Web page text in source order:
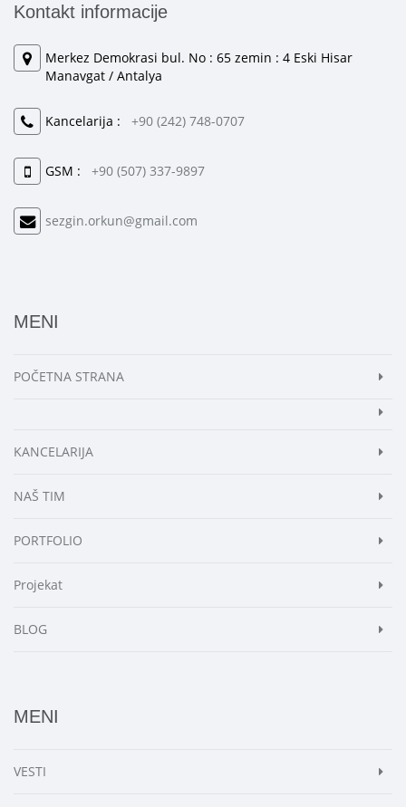
Kontakt informacije
Merkez Demokrasi bul. No : 65 zemin : 4 Eski Hisar
Manavgat / Antalya
Kancelarija : +90 (242) 748-0707
GSM : +90 (507) 337-9897
sezgin.orkun@gmail.com
MENI
POČETNA STRANA
KANCELARIJA
NAŠ TIM
PORTFOLIO
Projekat
BLOG
MENI
VESTI